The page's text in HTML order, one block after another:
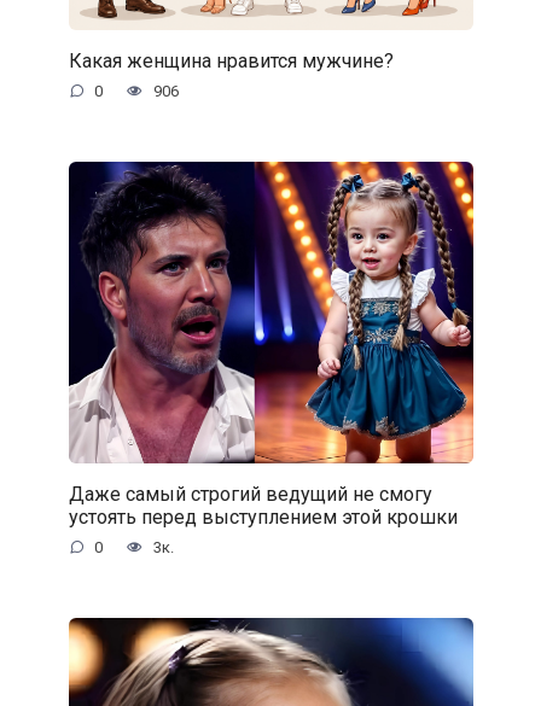
Какая женщина нравится мужчине?
0 906
Даже самый строгий ведущий не смогу
устоять перед выступлением этой крошки
0 3к.